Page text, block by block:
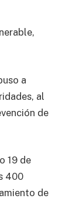
a
al
de
19 de
400
de